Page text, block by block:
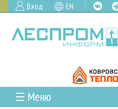
Вход EN
☰ Меню